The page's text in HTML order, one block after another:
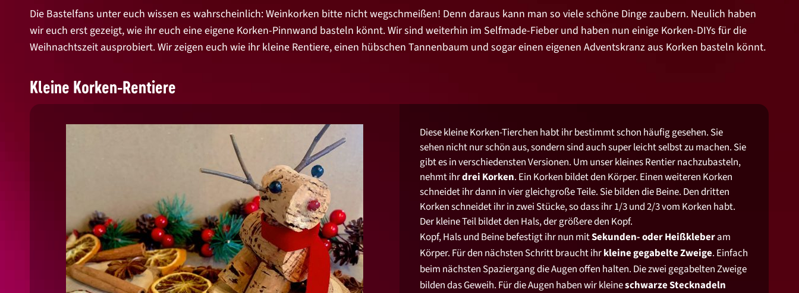
Die Bastelfans unter euch wissen es wahrscheinlich: Weinkorken bitte nicht wegschmeißen! Denn daraus kann man so viele schöne Dinge zaubern. Neulich haben
wir euch erst gezeigt, wie ihr euch eine eigene Korken-Pinnwand basteln könnt. Wir sind weiterhin im Selfmade-Fieber und haben nun einige Korken-DIYs für die
Weihnachtszeit ausprobiert. Wir zeigen euch wie ihr kleine Rentiere, einen hübschen Tannenbaum und sogar einen eigenen Adventskranz aus Korken basteln könnt.
Kleine Korken-Rentiere
Diese kleine Korken-Tierchen habt ihr bestimmt schon häufig gesehen. Sie
sehen nicht nur schön aus, sondern sind auch super leicht selbst zu machen. Sie
gibt es in verschiedensten Versionen. Um unser kleines Rentier nachzubasteln,
nehmt ihrdrei Korken. Ein Korken bildet den Körper. Einen weiteren Korken
schneidet ihr dann in vier gleichgroße Teile. Sie bilden die Beine. Den dritten
Korken schneidet ihr in zwei Stücke, so dass ihr 1/3 und 2/3 vom Korken habt.
Der kleine Teil bildet den Hals, der größere den Kopf.
Kopf, Hals und Beine befestigt ihr nun mitSekunden- oder Heißkleberam
Körper. Für den nächsten Schritt braucht ihrkleine gegabelte Zweige. Einfach
beim nächsten Spaziergang die Augen offen halten. Die zwei gegabelten Zweige
bilden das Geweih. Für die Augen haben wir kleineschwarze Stecknadeln